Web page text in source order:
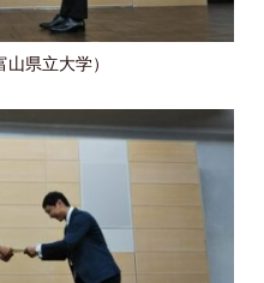
県立大学）